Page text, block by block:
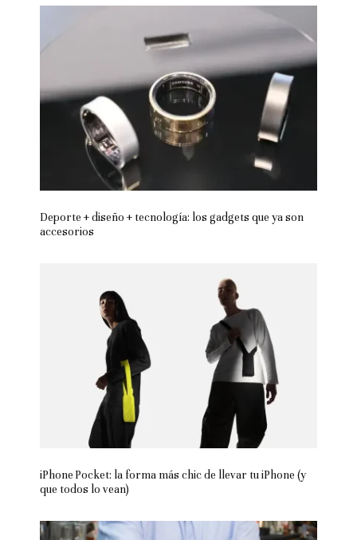
Deporte + diseño + tecnología: los gadgets que ya son
accesorios
iPhone Pocket: la forma más chic de llevar tu iPhone (y
que todos lo vean)